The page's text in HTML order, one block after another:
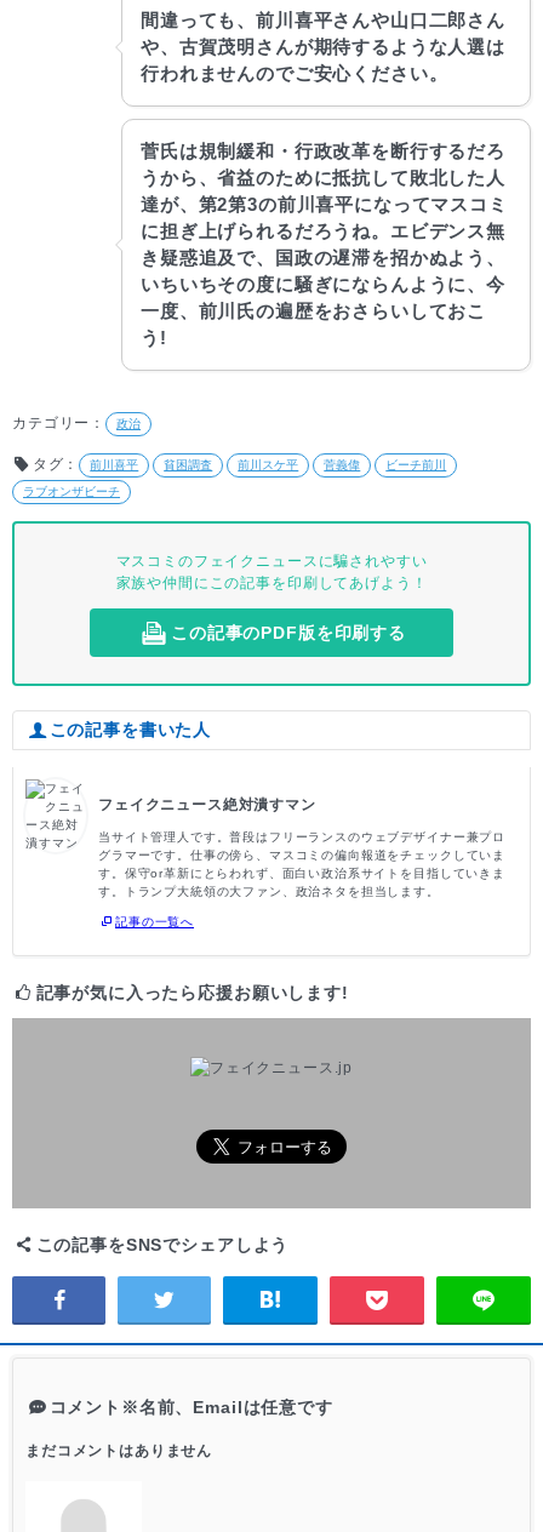
間違っても、前川喜平さんや山口二郎さん
や、古賀茂明さんが期待するような人選は
行われませんのでご安心ください。
菅氏は規制緩和・行政改革を断行するだろ
うから、省益のために抵抗して敗北した人
達が、第2第3の前川喜平になってマスコミ
に担ぎ上げられるだろうね。エビデンス無
き疑惑追及で、国政の遅滞を招かぬよう、
いちいちその度に騒ぎにならんように、今
一度、前川氏の遍歴をおさらいしておこ
う!
カテゴリー： 政治
タグ： 前川喜平 貧困調査 前川スケ平 菅義偉
ビーチ前川
ラブオンザビーチ
マスコミのフェイクニュースに騙されやすい
家族や仲間にこの記事を印刷してあげよう！
この記事のPDF版を印刷する
この記事を書いた人
フェイクニュース絶対潰すマン
当サイト管理人です。普段はフリーランスのウェブデザイナー兼プロ
グラマーです。仕事の傍ら、マスコミの偏向報道をチェックしていま
す。保守or革新にとらわれず、面白い政治系サイトを目指していきま
す。トランプ大統領の大ファン、政治ネタを担当します。
記事の一覧へ
記事が気に入ったら応援お願いします!
この記事をSNSでシェアしよう
コメント ※名前、Emailは任意です
まだコメントはありません